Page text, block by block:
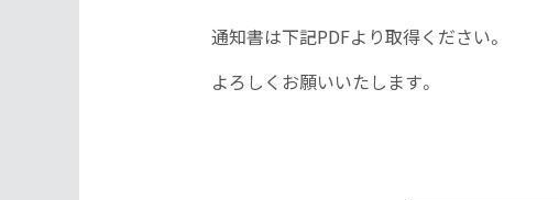
通知書は下記PDFより取得ください。
よろしくお願いいたします。